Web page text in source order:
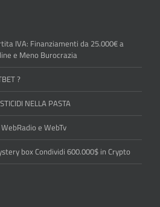
IVA: Finanziamenti da 25.000€ a
e Meno Burocrazia
?
NELLA PASTA
e WebTv
box Condividi 600.000$ in Crypto